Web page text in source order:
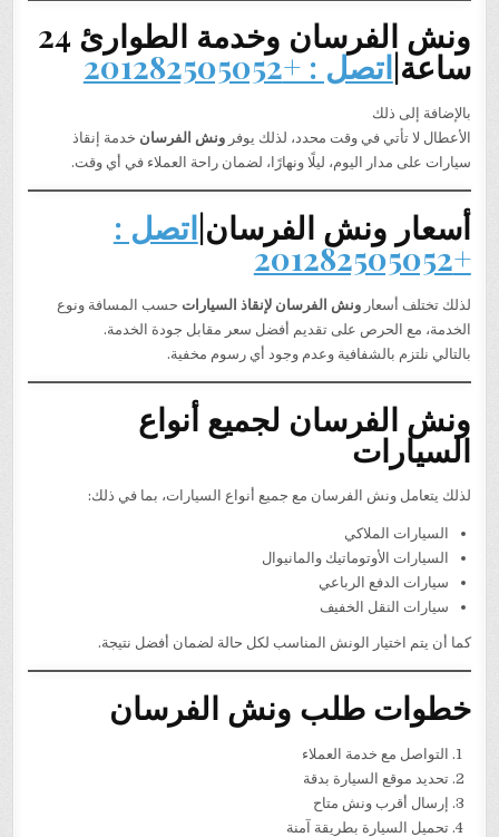
ونش الفرسان وخدمة الطوارئ 24
ساعة|اتصل : +201282505052
بالإضافة إلى ذلك
الأعطال لا تأتي في وقت محدد، لذلك يوفرونش الفرسان خدمة إنقاذ
سيارات على مدار اليوم، ليلًا ونهارًا، لضمان راحة العملاء في أي وقت.
أسعار ونش الفرسان|اتصل :
+201282505052
لذلك تختلف أسعارونش الفرسان لإنقاذ السيارات حسب المسافة ونوع
الخدمة، مع الحرص على تقديم أفضل سعر مقابل جودة الخدمة.
بالتالي نلتزم بالشفافية وعدم وجود أي رسوم مخفية.
ونش الفرسان لجميع أنواع
السيارات
لذلك يتعامل ونش الفرسان مع جميع أنواع السيارات، بما في ذلك:
السيارات الملاكي
السيارات الأوتوماتيك والمانيوال
سيارات الدفع الرباعي
سيارات النقل الخفيف
كما أن يتم اختيار الونش المناسب لكل حالة لضمان أفضل نتيجة.
خطوات طلب ونش الفرسان
التواصل مع خدمة العملاء
تحديد موقع السيارة بدقة
إرسال أقرب ونش متاح
تحميل السيارة بطريقة آمنة